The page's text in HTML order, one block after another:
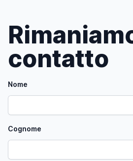
contatto
Nome
Cognome